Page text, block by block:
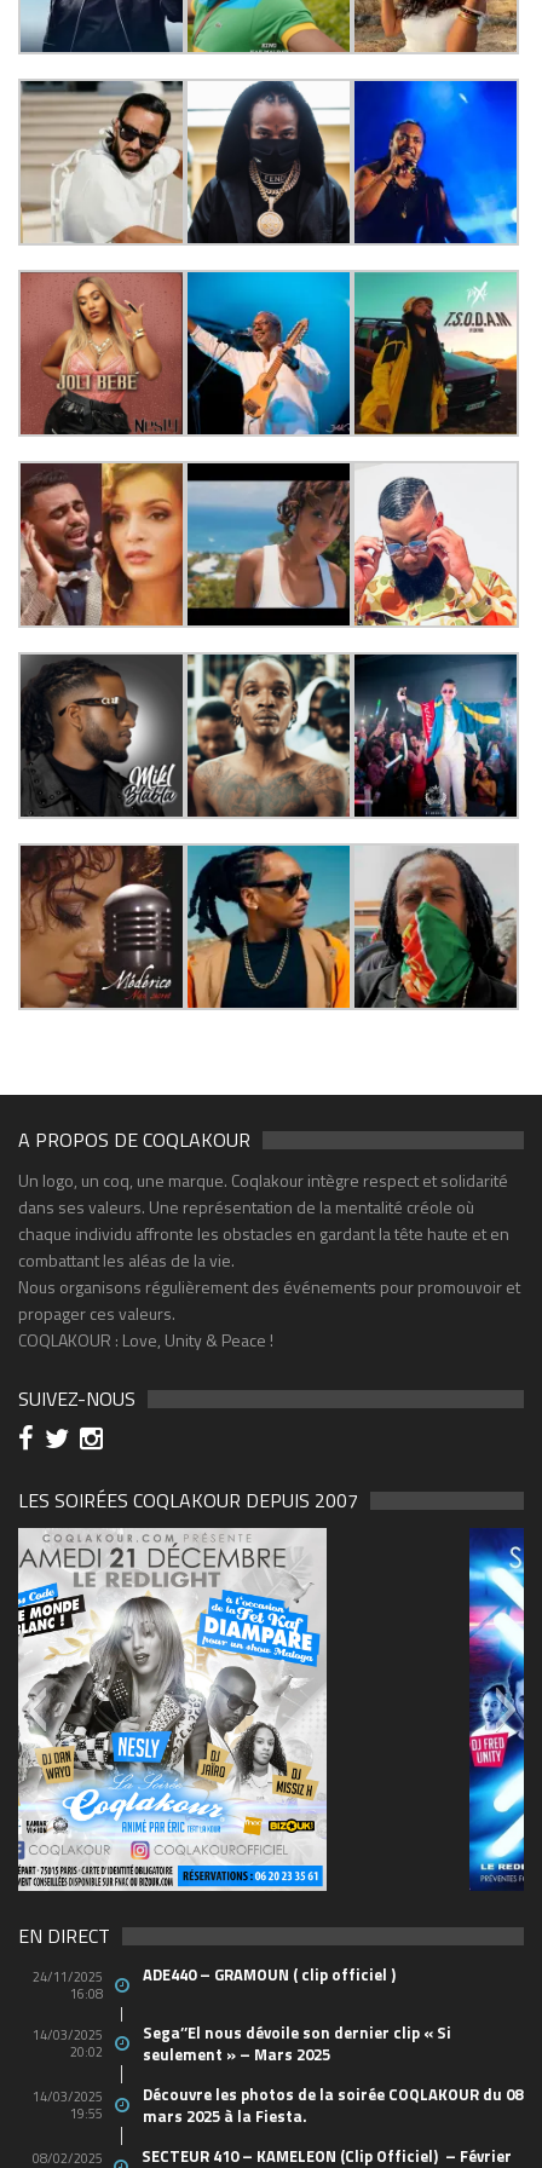
A PROPOS DE COQLAKOUR
Un logo, un coq, une marque. Coqlakour intègre respect et solidarité
dans ses valeurs. Une représentation de la mentalité créole où
chaque individu affronte les obstacles en gardant la tête haute et en
combattant les aléas de la vie.
Nous organisons régulièrement des événements pour promouvoir et
propager ces valeurs.
COQLAKOUR : Love, Unity & Peace !
SUIVEZ-NOUS
LES SOIRÉES COQLAKOUR DEPUIS 2007
(1)
EN DIRECT
24/11/2025
16:08
ADE440 – GRAMOUN ( clip officiel )
14/03/2025
20:02
Sega’’El nous dévoile son dernier clip « Si
seulement » – Mars 2025
14/03/2025
19:55
Découvre les photos de la soirée COQLAKOUR du 08
mars 2025 à la Fiesta.
08/02/2025
SECTEUR 410 – KAMELEON (Clip Officiel) – Février